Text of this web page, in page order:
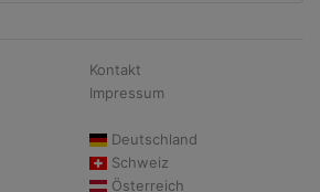
Kontakt
Impressum
Deutschland
Schweiz
Österreich